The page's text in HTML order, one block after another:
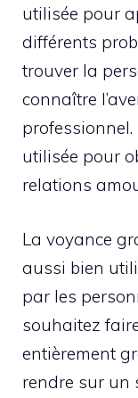
utilisée pour
différents
trouver la
connaître
professionnel.
utilisée pour
relations
La voyance
aussi bien
par les
souhaitez
entièrement
rendre sur un